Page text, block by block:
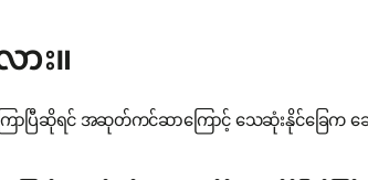
း။
ြာပြီဆိုရင် အဆုတ်ကင်ဆာကြောင့် သေဆုံးနိုင်ခြေ